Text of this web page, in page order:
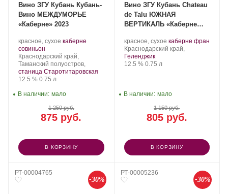
Вино ЗГУ Кубань Кубань-
Вино МЕЖДУМОРЬЕ
«Каберне» 2023
Производитель:
Кубань-
Вино.
красное, сухое .
винограда:
каберне
совиньон
Регион:
Краснодарский край,
Таманский полуостров,
станица Старотитаровская
Крепость
12.5 %. Объем
0.75 л
875 руб.
1 250 руб.
В наличии: мало
В КОРЗИНУ
Вино ЗГУ Кубань Chateau
de Talu ЮЖНАЯ
ВЕРТИКАЛЬ «Каберне
Производитель:
Château
de
Talu.
красное, сухое .
Сорт
каберне фран.
Регион:
Краснодарский край,
Геленджик
Крепость
12.5 %. Объем
0.75 л
805 руб.
1 150 руб.
В наличии: мало
В КОРЗИНУ
РТ-00004765
-30%
РТ-00005236
-30%